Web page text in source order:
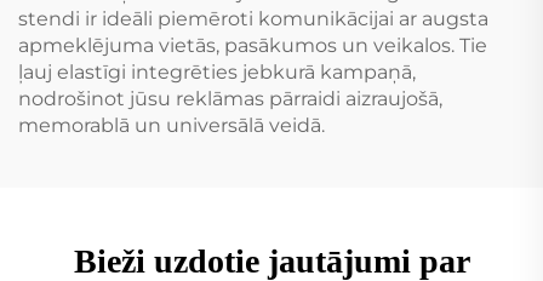
stendi ir ideāli piemēroti komunikācijai ar augsta
apmeklējuma vietās, pasākumos un veikalos. Tie
ļauj elastīgi integrēties jebkurā kampaņā,
nodrošinot jūsu reklāmas pārraidi aizraujošā,
memorablā un universālā veidā.
Bieži uzdotie jautājumi par